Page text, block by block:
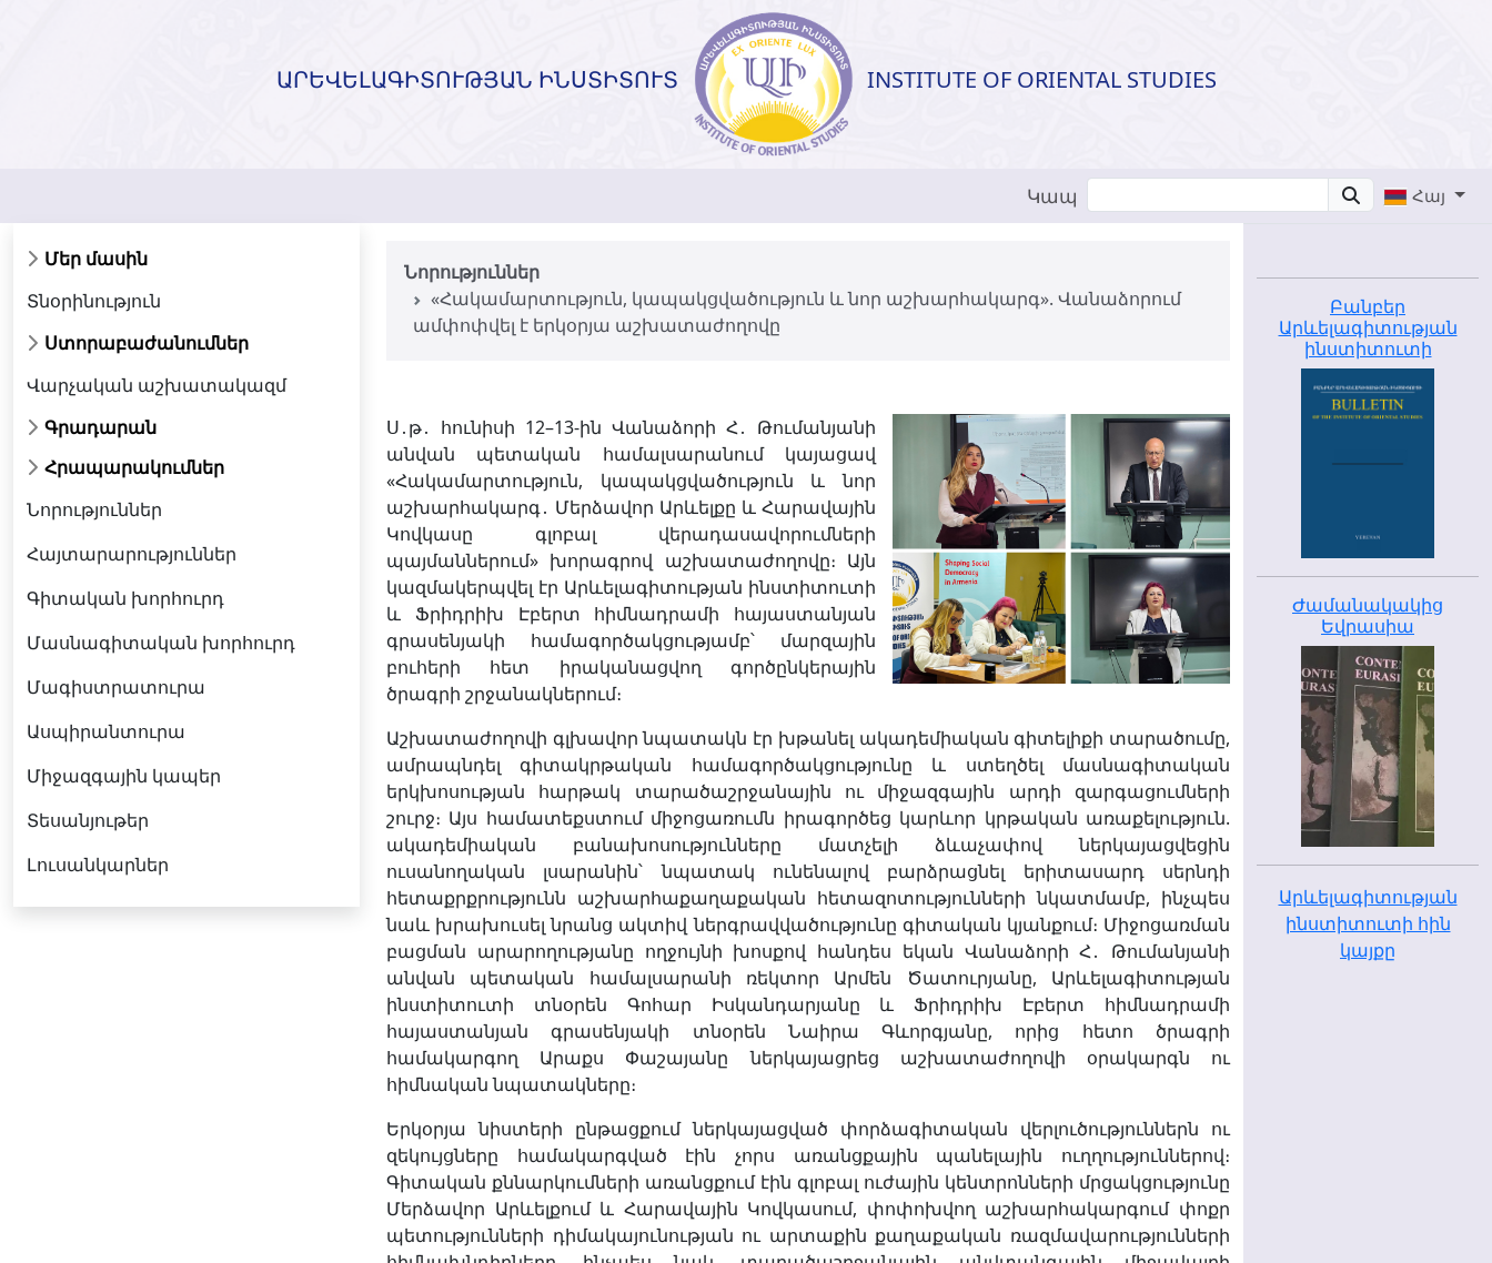
ԱՐԵՎԵԼԱԳԻՏՈՒԹՅԱՆ ԻՆՍՏԻՏՈՒՏ INSTITUTE OF ORIENTAL STUDIES
Կապ Հայ
Մեր մասին
Տնօրինություն
Ստորաբաժանումներ
Վարչական աշխատակազմ
Գրադարան
Հրապարակումներ
Նորություններ
Հայտարարություններ
Գիտական խորհուրդ
Մասնագիտական խորհուրդ
Մագիստրատուրա
Ասպիրանտուրա
Միջազգային կապեր
Տեսանյութեր
Լուսանկարներ
Նորություններ
«Հակամարտություն, կապակցվածություն և նոր աշխարհակարգ». Վանաձորում
ամփոփվել է երկօրյա աշխատաժողովը
Ս․թ․ հունիսի 12–13-ին Վանաձորի Հ․ Թումանյանի
անվան պետական համալսարանում կայացավ
«Հակամարտություն, կապակցվածություն և նոր
աշխարհակարգ․ Մերձավոր Արևելքը և Հարավային
Կովկասը գլոբալ վերադասավորումների
պայմաններում» խորագրով աշխատաժողովը։ Այն
կազմակերպվել էր Արևելագիտության ինստիտուտի
և Ֆրիդրիխ Էբերտ հիմնադրամի հայաստանյան
գրասենյակի համագործակցությամբ՝ մարզային
բուհերի հետ իրականացվող գործընկերային
ծրագրի շրջանակներում։
Աշխատաժողովի գլխավոր նպատակն էր խթանել ակադեմիական գիտելիքի տարածումը,
ամրապնդել գիտակրթական համագործակցությունը և ստեղծել մասնագիտական
երկխոսության հարթակ տարածաշրջանային ու միջազգային արդի զարգացումների
շուրջ։ Այս համատեքստում միջոցառումն իրագործեց կարևոր կրթական առաքելություն.
ակադեմիական բանախոսությունները մատչելի ձևաչափով ներկայացվեցին
ուսանողական լսարանին՝ նպատակ ունենալով բարձրացնել երիտասարդ սերնդի
հետաքրքրությունն աշխարհաքաղաքական հետազոտությունների նկատմամբ, ինչպես
նաև խրախուսել նրանց ակտիվ ներգրավվածությունը գիտական կյանքում։ Միջոցառման
բացման արարողությանը ողջույնի խոսքով հանդես եկան ՎանաձորիՀ․ Թումանյանի
անվան պետական համալսարանի ռեկտոր Արմեն Ծատուրյանը, Արևելագիտության
ինստիտուտի տնօրեն Գոհար Իսկանդարյանը և Ֆրիդրիխ Էբերտ հիմնադրամի
հայաստանյան գրասենյակի տնօրեն Նաիրա Գևորգյանը, որից հետո ծրագրի
համակարգող Արաքս Փաշայանը ներկայացրեց աշխատաժողովի օրակարգն ու
հիմնական նպատակները։
Երկօրյա նիստերի ընթացքում ներկայացված փորձագիտական վերլուծություններն ու
զեկույցները համակարգված էին չորս առանցքային պանելային ուղղություններով։
Գիտական քննարկումների առանցքում էին գլոբալ ուժային կենտրոնների մրցակցությունը
Մերձավոր Արևելքում և Հարավային Կովկասում, փոփոխվող աշխարհակարգում փոքր
պետությունների դիմակայունության ու արտաքին քաղաքական ռազմավարությունների
Բանբեր
Արևելագիտության
ինստիտուտի
Ժամանակակից
Եվրասիա
Արևելագիտության
ինստիտուտի հին
կայքը